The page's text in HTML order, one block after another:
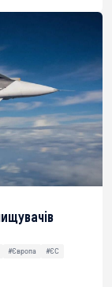
#Європа
#ЄС